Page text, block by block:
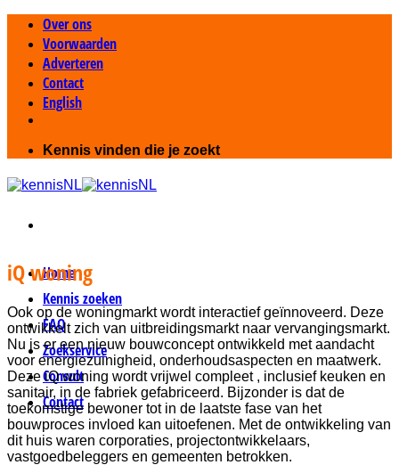
inhoud
Over ons
Voorwaarden
Adverteren
Contact
English
Kennis vinden die je zoekt
Home
Kennis zoeken
FAQ
Zoekservice
Consult
Contact
iQ woning
Ook op de woningmarkt wordt interactief geïnnoveerd. Deze
ontwikkelt zich van uitbreidingsmarkt naar vervangingsmarkt.
Nu is er een nieuw bouwconcept ontwikkeld met aandacht
voor energiezuinigheid, onderhoudsaspecten en maatwerk.
Deze iQ woning wordt vrijwel compleet , inclusief keuken en
sanitair, in de fabriek gefabriceerd. Bijzonder is dat de
toekomstige bewoner tot in de laatste fase van het
bouwproces invloed kan uitoefenen. Met de ontwikkeling van
dit huis waren corporaties, projectontwikkelaars,
vastgoedbeleggers en gemeenten betrokken.